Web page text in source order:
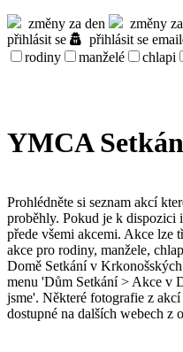
změny za den změny
přihlásit se
přihlásit se
rodiny
manželé chlapi
YMCA
Prohlédněte si seznam akcí
proběhly. Pokud je k dispozici
přede všemi akcemi. Akce lze
akce pro rodiny, manžele,
Domě Setkání v
menu 'Dům Setkání > Akce v
jsme'. Některé fotografie z
dostupné na dalších webech z